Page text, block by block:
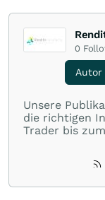
0
Autor
Unsere
die richtigen
Trader bis
Dabei liegt
Aufwand. Ob